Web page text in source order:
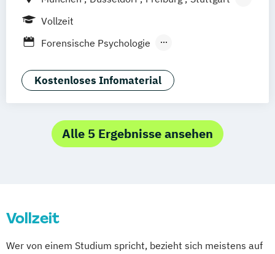
Berlin
Vollzeit
Forensische Psychologie
Kriminalpsychologie
Medien- und Werbepsychologie
Sportpsychologie
Wirtschaftspsychologie
Kostenloses Infomaterial
Alle 5 Ergebnisse ansehen
Vollzeit
Wer von einem Studium spricht, bezieht sich meistens auf